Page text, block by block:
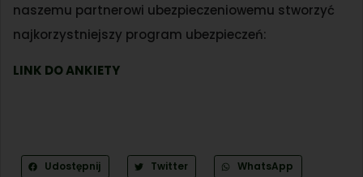
naszemu partnerowi ubezpieczeniowemu stworzyć
najkorzystniejszy program ubezpieczeń:
LINK DO ANKIETY
Udostępnij Twitter WhatsApp